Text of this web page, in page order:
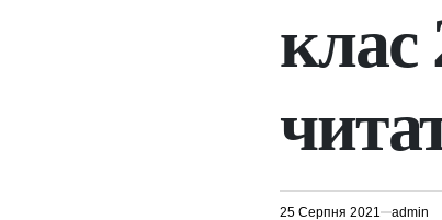
клас
25 Серпня 2021 admin